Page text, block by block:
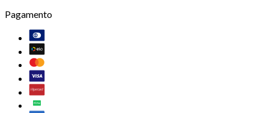
Pagamento